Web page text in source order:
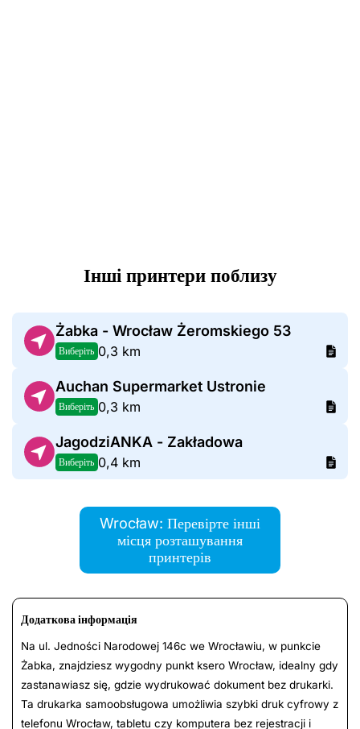
Інші принтери поблизу
Żabka - Wrocław Żeromskiego 53
Виберіть 0,3 km
Auchan Supermarket Ustronie
Виберіть 0,3 km
JagodziANKA - Zakładowa
Виберіть 0,4 km
Wrocław: Перевірте інші
місця розташування
принтерів
Додаткова інформація
Na ul. Jedności Narodowej 146c we Wrocławiu, w punkcie
Żabka, znajdziesz wygodny punkt ksero Wrocław, idealny gdy
zastanawiasz się, gdzie wydrukować dokument bez drukarki.
Ta drukarka samoobsługowa umożliwia szybki druk cyfrowy z
telefonu Wrocław, tabletu czy komputera bez rejestracji i